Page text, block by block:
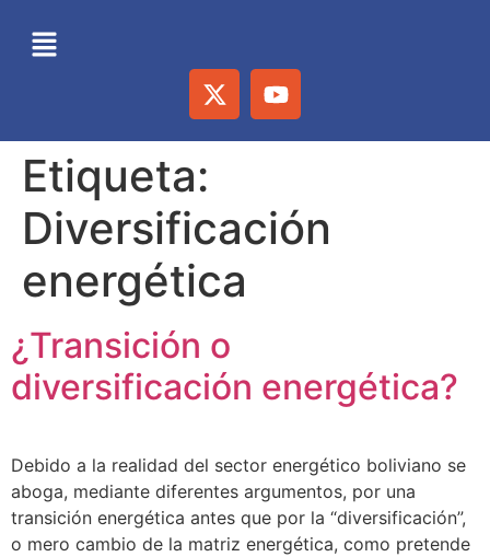
Etiqueta:
Diversificación
energética
¿Transición o
diversificación energética?
Debido a la realidad del sector energético boliviano se
aboga, mediante diferentes argumentos, por una
transición energética antes que por la “diversificación”,
o mero cambio de la matriz energética, como pretende